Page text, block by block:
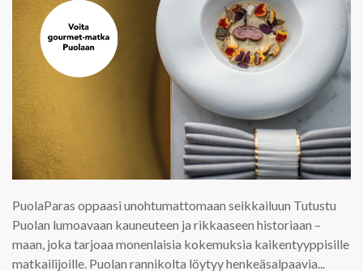
PuolaParas oppaasi unohtumattomaan seikkailuun Tutustu
Puolan lumoavaan kauneuteen ja rikkaaseen historiaan –
maan, joka tarjoaa monenlaisia kokemuksia kaikentyyppisille
matkailijoille. Puolan rannikolta löytyy henkeäsalpaavia...